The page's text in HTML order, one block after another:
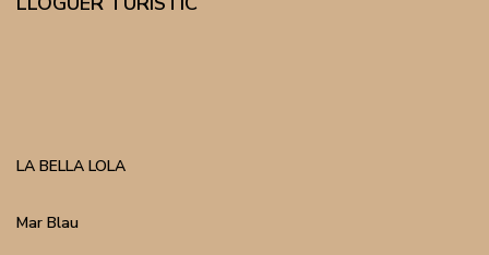
LA BELLA LOLA
Mar Blau